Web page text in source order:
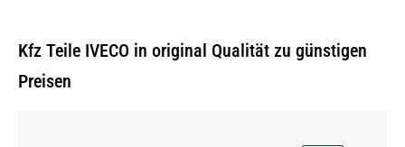
Kfz Teile IVECO in original Qualität zu günstigen
Preisen